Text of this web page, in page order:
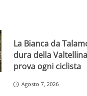
La Bianca da
dura della
prova ogni ciclista
Agosto 7, 2026